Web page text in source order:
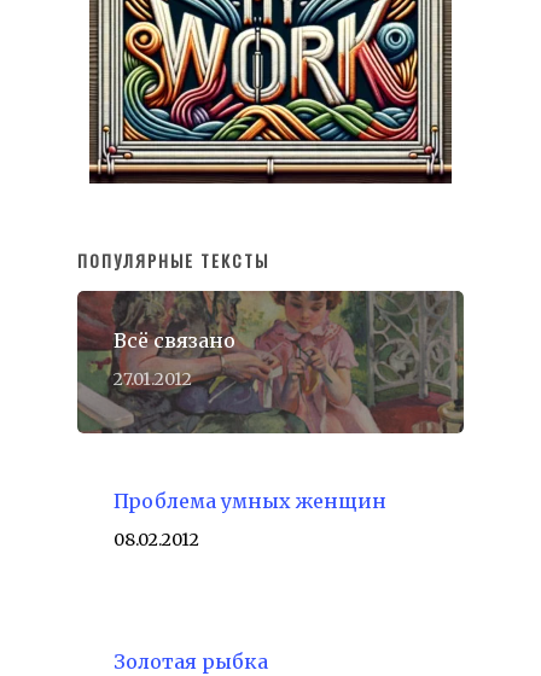
ПОПУЛЯРНЫЕ ТЕКСТЫ
Всё связано
27.01.2012
Проблема умных женщин
08.02.2012
Золотая рыбка